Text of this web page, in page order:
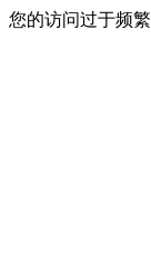
您的访问过于频